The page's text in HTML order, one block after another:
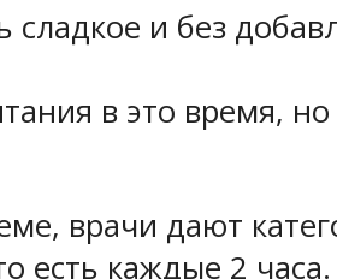
и без
в это время, но
врачи дают
каждые 2